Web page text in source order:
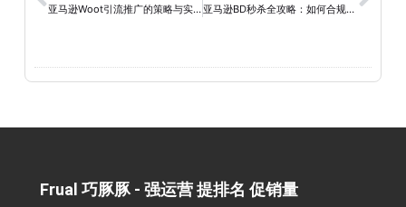
亚马逊Woot引流推广的策略与实践 亚马逊BD秒杀全攻略：如何合规参加两次BD秒杀活动？
Frual 巧豚豚 - 强运营 提排名 促销量​